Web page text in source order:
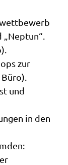
zur
und
in den